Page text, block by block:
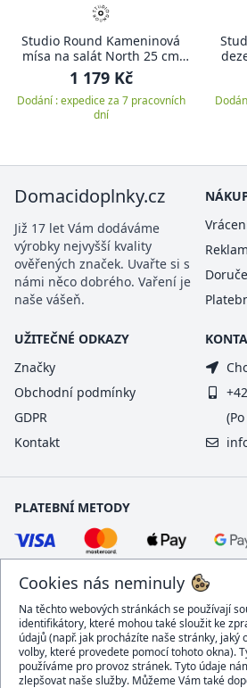
Studio Round Kameninová
mísa na salát North 25 cm
White/Matte Moss
1 179 Kč
Dodání : expedice za 7 pracovních
dní
Cookies nás neminuly
Na těchto webových stránkách se používají
identifikátory, které mohou také sloužit ke
údajů (např. jak procházíte naše stránky, jaký
volby, které provedete pomocí tohoto okna).
používáme pro provoz stránek. Tyto údaje
zlepšovat naše služby. Můžeme Vám také
Domacidoplnky.cz
Již 17 let Vám dodáváme
výrobky nejvyšší kvality
ověřených značek. Uvařte si s
námi něco dobrého. Vaření je
naše vášeň.
UŽITEČNÉ ODKAZY
Značky
Obchodní podmínky
GDPR
Kontakt
PLATEBNÍ METODY
DOPRAVCI